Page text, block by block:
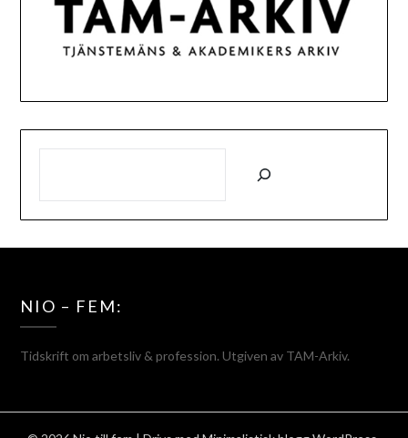
NIO – FEM:
Tidskrift om arbetsliv & profession. Utgiven av TAM-Arkiv.